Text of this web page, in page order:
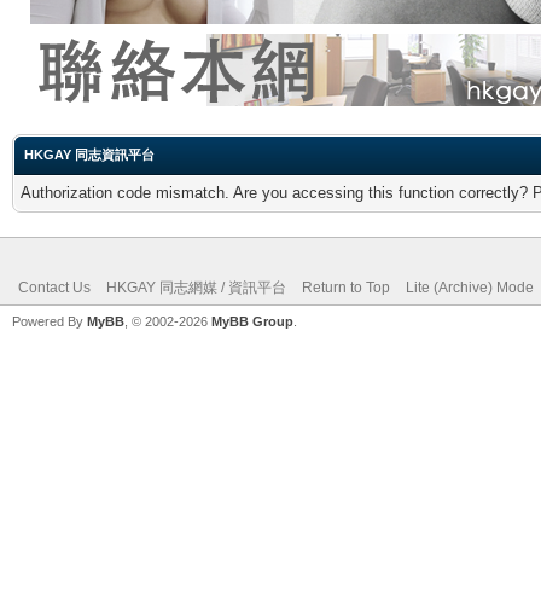
HKGAY 同志資訊平台
Authorization code mismatch. Are you accessing this function correctly?
Contact Us HKGAY 同志網媒 / 資訊平台 Return to Top Lite (Archive) Mode
Powered By MyBB , © 2002-2026 MyBB Group